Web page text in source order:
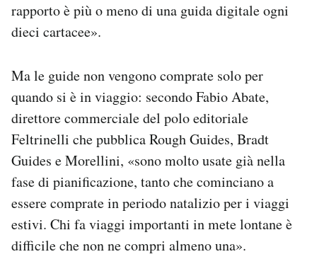
rapporto è più o meno di una guida digitale ogni
dieci cartacee».
Ma le guide non vengono comprate solo per
quando si è in viaggio: secondo Fabio Abate,
direttore commerciale del polo editoriale
Feltrinelli che pubblica Rough Guides, Bradt
Guides e Morellini, «sono molto usate già nella
fase di pianificazione, tanto che cominciano a
essere comprate in periodo natalizio per i viaggi
estivi. Chi fa viaggi importanti in mete lontane è
difficile che non ne compri almeno una».